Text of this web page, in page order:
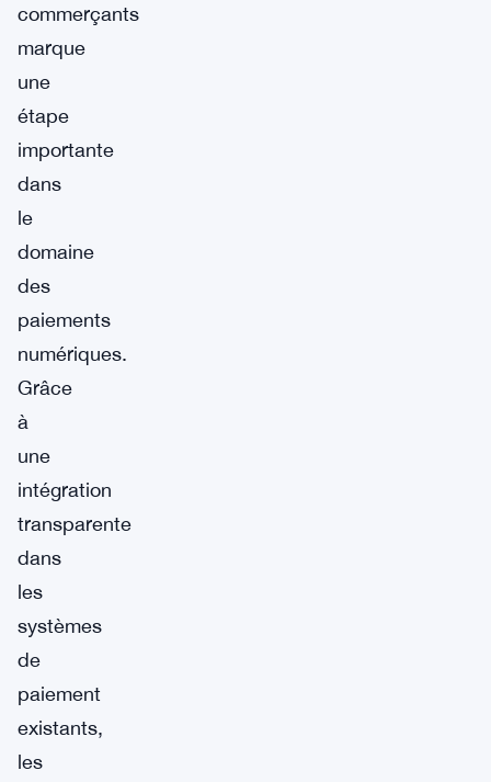
commerçants
marque
une
étape
importante
dans
le
domaine
des
paiements
numériques.
Grâce
à
une
intégration
transparente
dans
les
systèmes
de
paiement
existants,
les